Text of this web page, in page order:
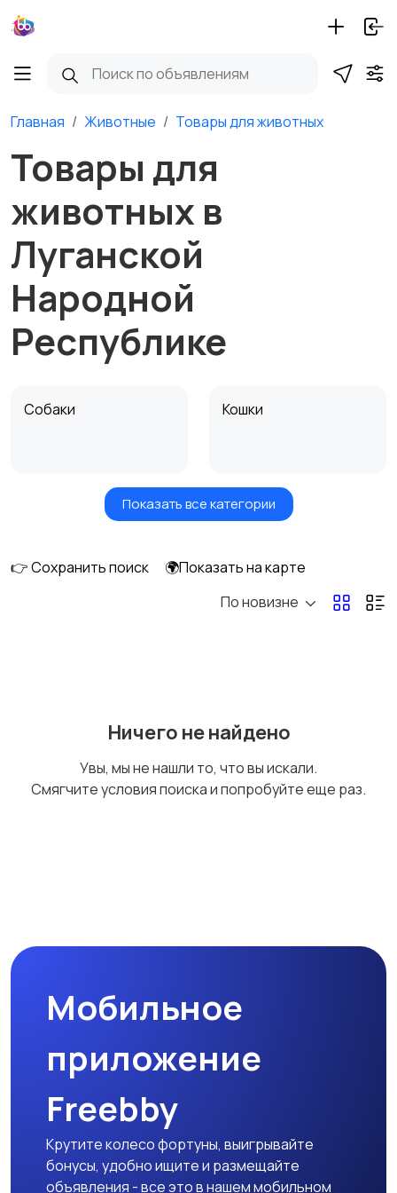
Главная Животные Товары для животных
Товары для
животных в
Луганской
Народной
Республике
Собаки Кошки
Грызуны
С/х животные
Показать все категории
👉 Сохранить поиск
🌍Показать на карте
По новизне
Ничего не найдено
Увы, мы не нашли то, что вы искали.
Смягчите условия поиска и попробуйте еще раз.
Мобильное
приложение
Freebby
Крутите колесо фортуны, выигрывайте
бонусы, удобно ищите и размещайте
объявления - все это в нашем мобильном